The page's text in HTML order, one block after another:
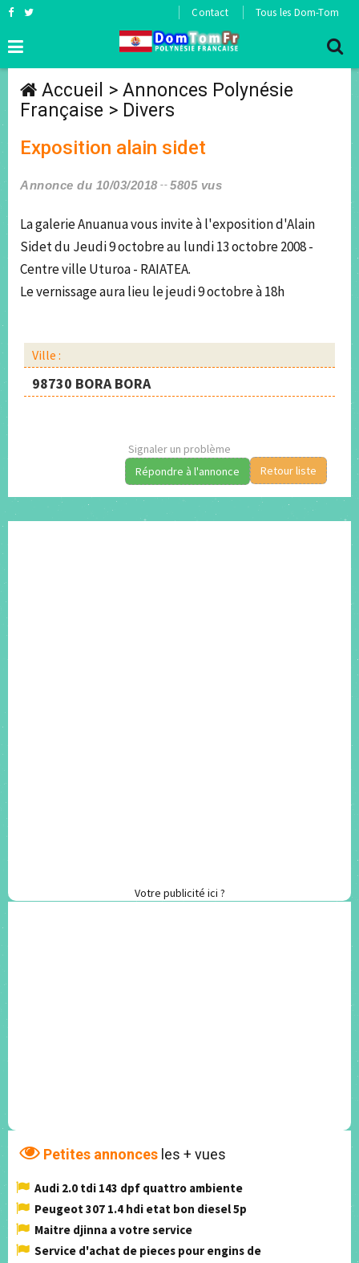
Contact Tous les Dom-Tom
Accueil > Annonces Polynésie
Française > Divers
Exposition alain sidet
Annonce du 10/03/2018 5805 vus
La galerie Anuanua vous invite à l'exposition d'Alain
Sidet du Jeudi 9 octobre au lundi 13 octobre 2008 -
Centre ville Uturoa - RAIATEA.
Le vernissage aura lieu le jeudi 9 octobre à 18h
Ville :
98730 BORA BORA
Signaler un problème
Retour liste
Répondre à l'annonce
Votre publicité ici ?
Petites annonces les + vues
Audi 2.0 tdi 143 dpf quattro ambiente
Peugeot 307 1.4 hdi etat bon diesel 5p
Maitre djinna a votre service
Service d'achat de pieces pour engins de